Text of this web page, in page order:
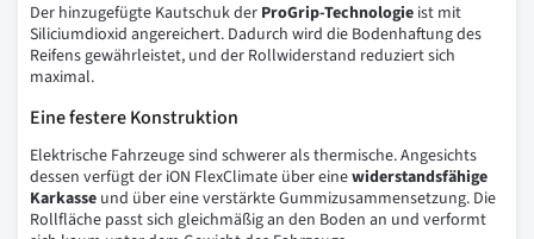
Der hinzugefügte Kautschuk der ProGrip-Technologie ist mit
Siliciumdioxid angereichert. Dadurch wird die Bodenhaftung des
Reifens gewährleistet, und der Rollwiderstand reduziert sich
maximal.
Eine festere Konstruktion
Elektrische Fahrzeuge sind schwerer als thermische. Angesichts
dessen verfügt der iON FlexClimate über einewiderstandsfähige
Karkasse und über eine verstärkte Gummizusammensetzung. Die
Rollfläche passt sich gleichmäßig an den Boden an und verformt